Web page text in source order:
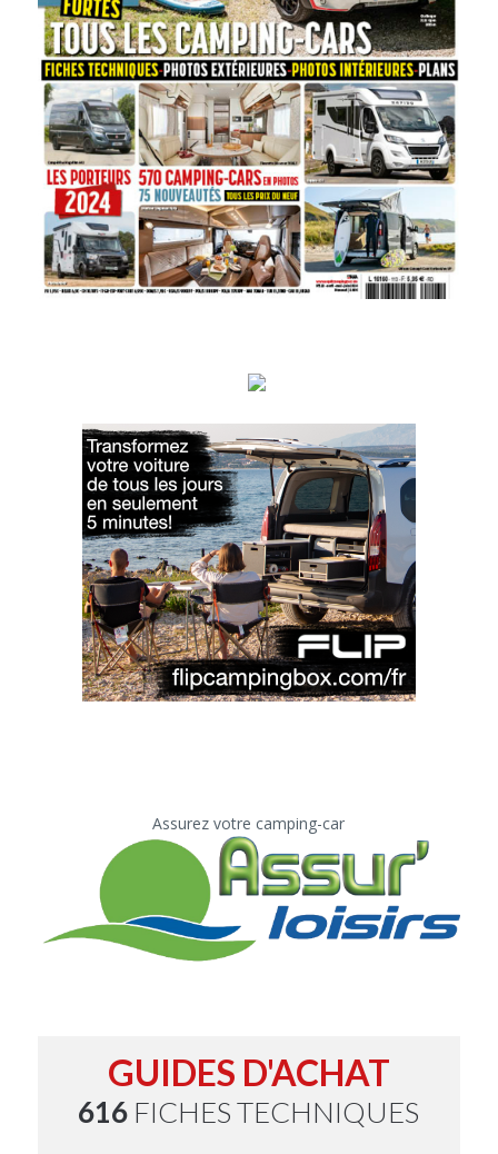
Assurez votre camping-car
GUIDES D'ACHAT
616 FICHES TECHNIQUES